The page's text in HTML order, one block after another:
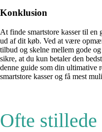
Konklusion
At finde smartstore kasser til
ud af dit køb. Ved at være
tilbud og skelne mellem gode
sikre, at du kun betaler den
denne guide som din ultimative
smartstore kasser og få mest
Ofte stillede